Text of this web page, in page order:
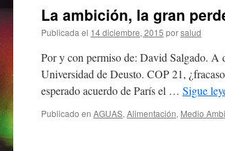
La ambición, la gran
Publicada el 14 diciembre, 2015 porsalud
Por y con permiso de: David Salgado. A
Universidad de Deusto. COP 21,
esperado acuerdo de París el … Sigue
Publicado en AGUAS, Alimentación, Medio